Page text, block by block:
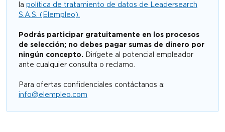
la política de tratamiento de datos de Leadersearch
S.A.S. (Elempleo).
Podrás participar gratuitamente en los procesos
de selección; no debes pagar sumas de dinero por
ningún concepto. Dirígete al potencial empleador
ante cualquier consulta o reclamo.
Para ofertas confidenciales contáctanos a:
info@elempleo.com